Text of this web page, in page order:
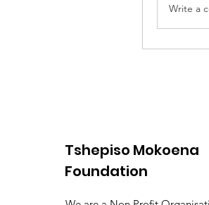
Write a
Tshepiso Mokoena
Foundation